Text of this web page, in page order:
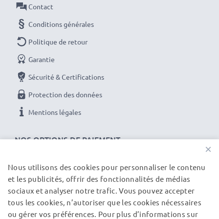
NOS OPTIONS DE PAIEMENT
Contact
Conditions générales
Politique de retour
Garantie
Sécurité & Certifications
Protection des données
Mentions légales
NOS PARTENAIRES DE LIVRAISON
© subtel.ch 2026
×
Nous utilisons des cookies pour personnaliser le contenu
et les publicités, offrir des fonctionnalités de médias
sociaux et analyser notre trafic. Vous pouvez accepter
tous les cookies, n’autoriser que les cookies nécessaires
ou gérer vos préférences. Pour plus d’informations sur